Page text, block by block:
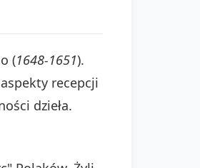
(1648-1651).
recepcji
dzieła.